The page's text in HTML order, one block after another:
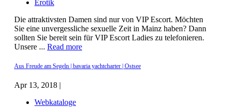
Erotik
Die attraktivsten Damen sind nur von VIP Escort. Möchten
Sie eine unvergessliche sexuelle Zeit in Mainz haben? Dann
sollten Sie bereit sein für VIP Escort Ladies zu telefonieren.
Unsere ... Read more
Aus Freude am Segeln | bavaria yachtcharter | Ostsee
Apr 13, 2018 |
Webkataloge